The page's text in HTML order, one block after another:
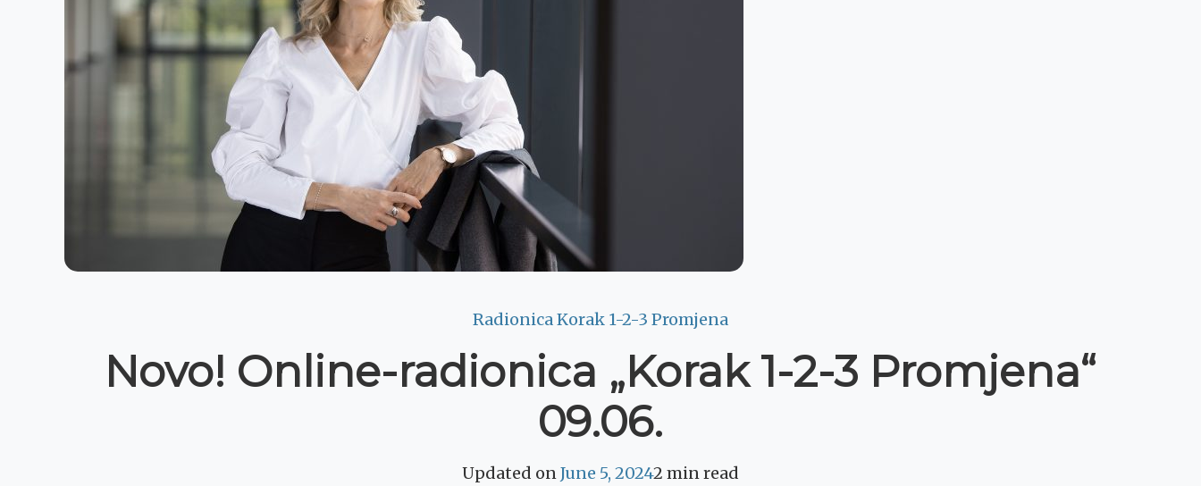
Radionica Korak 1-2-3 Promjena
Novo! Online-radionica „Korak 1-2-3 Promjena“
09.06.
Updated onJune 5, 20242 min read